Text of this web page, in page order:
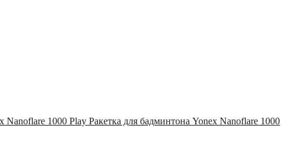
Ракетка для бадминтона Yonex Nanoflare 1000